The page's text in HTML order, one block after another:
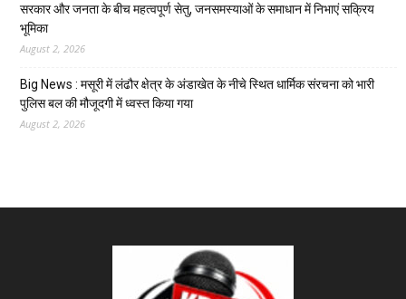
सरकार और जनता के बीच महत्वपूर्ण सेतु, जनसमस्याओं के समाधान में निभाएं सक्रिय
भूमिका
August 2, 2026
Big News : मसूरी में लंढौर क्षेत्र के अंडाखेत के नीचे स्थित धार्मिक संरचना को भारी
पुलिस बल की मौजूदगी में ध्वस्त किया गया
August 2, 2026